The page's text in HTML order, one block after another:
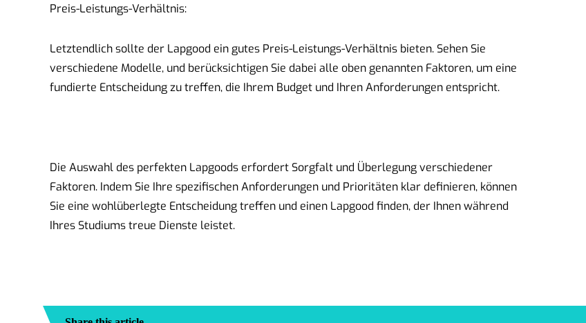
Preis-Leistungs-Verhältnis:
Letztendlich sollte der Lapgood ein gutes Preis-Leistungs-Verhältnis bieten. Sehen Sie
verschiedene Modelle, und berücksichtigen Sie dabei alle oben genannten Faktoren, um eine
fundierte Entscheidung zu treffen, die Ihrem Budget und Ihren Anforderungen entspricht.
Die Auswahl des perfekten Lapgoods erfordert Sorgfalt und Überlegung verschiedener
Faktoren. Indem Sie Ihre spezifischen Anforderungen und Prioritäten klar definieren, können
Sie eine wohlüberlegte Entscheidung treffen und einen Lapgood finden, der Ihnen während
Ihres Studiums treue Dienste leistet.